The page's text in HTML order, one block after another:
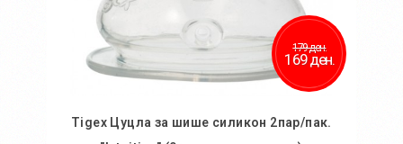
179 ден.
169 ден.
Tigex Цуцла за шише силикон 2пар/пак.